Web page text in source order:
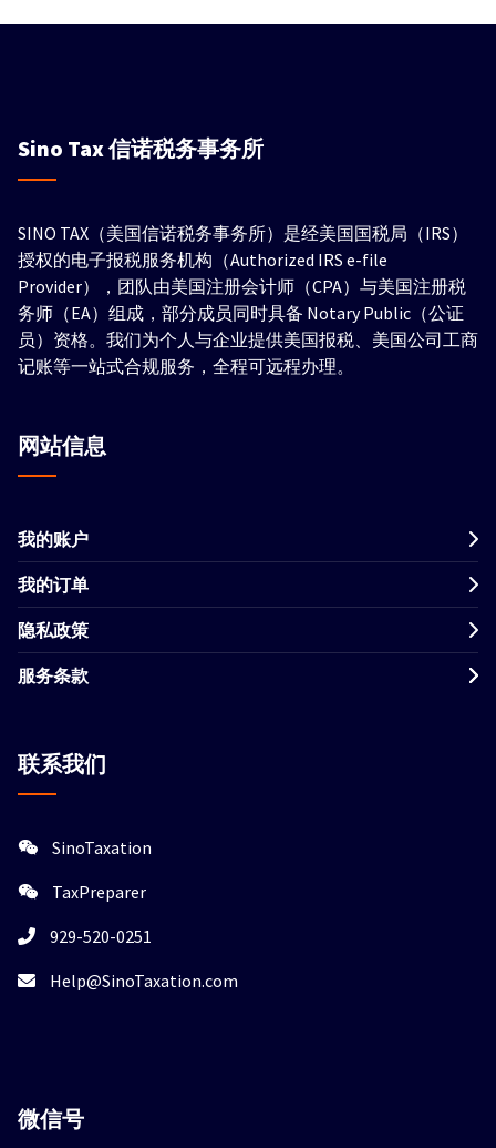
Sino Tax信诺税务事务所
SINO TAX（美国信诺税务事务所）是经美国国税局（IRS）
授权的电子报税服务机构（Authorized IRS e-file
Provider），团队由美国注册会计师（CPA）与美国注册税
务师（EA）组成，部分成员同时具备 Notary Public（公证
员）资格。我们为个人与企业提供美国报税、美国公司工商
记账等一站式合规服务，全程可远程办理。
网站信息
我的账户
我的订单
隐私政策
服务条款
联系我们
SinoTaxation
TaxPreparer
929-520-0251
Help@SinoTaxation.com
微信号